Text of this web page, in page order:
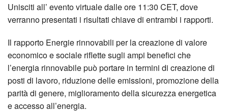
Unisciti all’ evento virtuale dalle ore 11:30 CET, dove
verranno presentati i risultati chiave di entrambi i rapporti.
Il rapporto Energie rinnovabili per la creazione di valore
economico e sociale riflette sugli ampi benefici che
l’energia rinnovabile può portare in termini di creazione di
posti di lavoro, riduzione delle emissioni, promozione della
parità di genere, miglioramento della sicurezza energetica
e accesso all’energia.